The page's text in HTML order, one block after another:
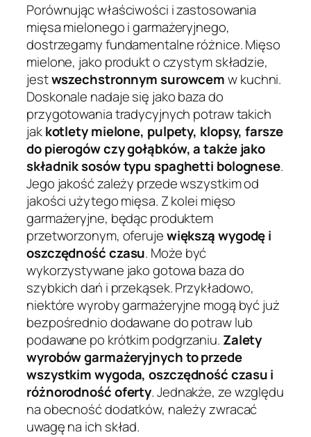
Porównując właściwości i zastosowania
mięsa mielonego i garmażeryjnego,
dostrzegamy fundamentalne różnice. Mięso
mielone, jako produkt o czystym składzie,
jestwszechstronnym surowcemw kuchni.
Doskonale nadaje się jako baza do
przygotowania tradycyjnych potraw takich
jakkotlety mielone, pulpety, klopsy, farsze
do pierogów czy gołąbków, a także jako
składnik sosów typu spaghetti bolognese.
Jego jakość zależy przede wszystkim od
jakości użytego mięsa. Z kolei mięso
garmażeryjne, będąc produktem
przetworzonym, oferujewiększą wygodę i
oszczędność czasu. Może być
wykorzystywane jako gotowa baza do
szybkich dań i przekąsek. Przykładowo,
niektóre wyroby garmażeryjne mogą być już
bezpośrednio dodawane do potraw lub
podawane po krótkim podgrzaniu. Zalety
wyrobów garmażeryjnych to przede
wszystkim wygoda, oszczędność czasu i
różnorodność oferty. Jednakże, ze względu
na obecność dodatków, należy zwracać
uwagę na ich skład.